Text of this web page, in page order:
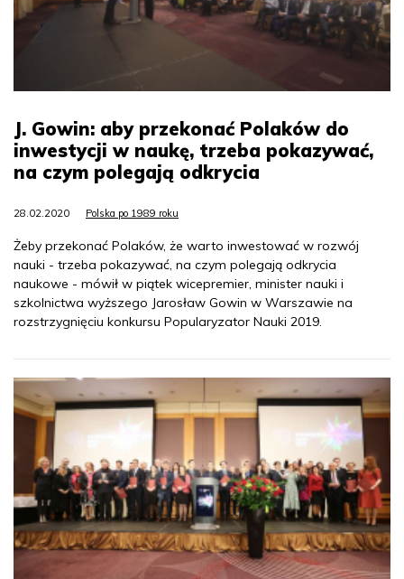
J. Gowin: aby przekonać Polaków do
inwestycji w naukę, trzeba pokazywać,
na czym polegają odkrycia
28.02.2020 Polska po 1989 roku
Żeby przekonać Polaków, że warto inwestować w rozwój
nauki - trzeba pokazywać, na czym polegają odkrycia
naukowe - mówił w piątek wicepremier, minister nauki i
szkolnictwa wyższego Jarosław Gowin w Warszawie na
rozstrzygnięciu konkursu Popularyzator Nauki 2019.